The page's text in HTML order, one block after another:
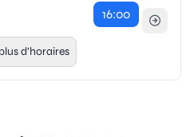
16:00
d’horaires